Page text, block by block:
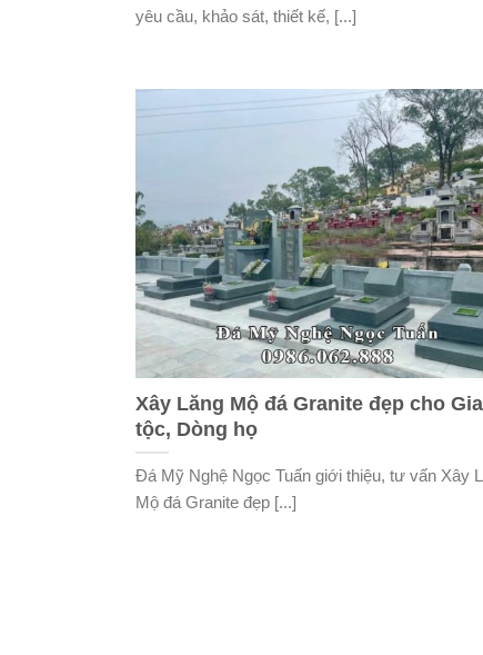
yêu cầu, khảo sát, thiết kế, [...]
Xây Lăng Mộ đá Granite đẹp cho Gia
tộc, Dòng họ
Đá Mỹ Nghệ Ngọc Tuấn giới thiệu, tư vấn Xây
Mộ đá Granite đẹp [...]